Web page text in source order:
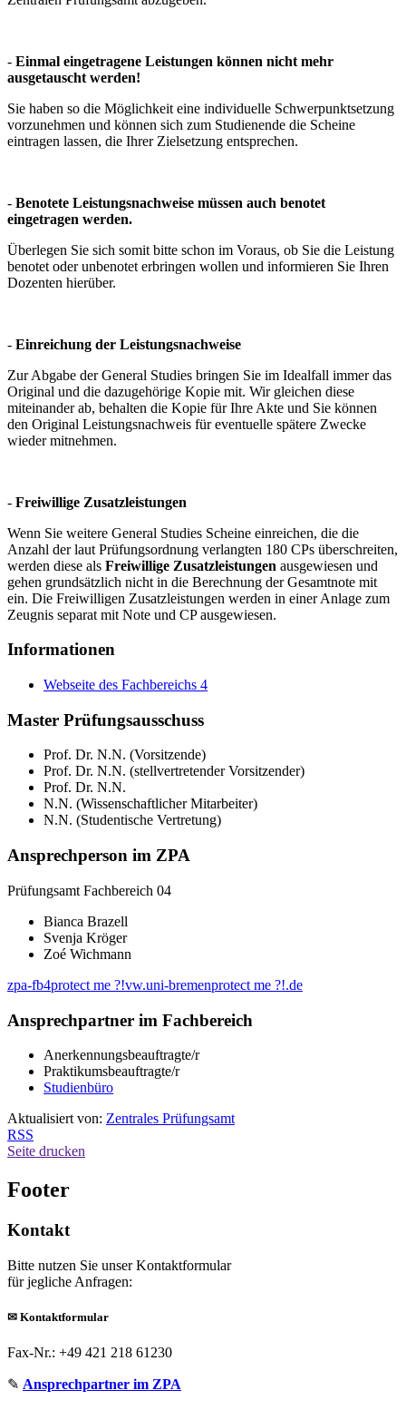
- Einmal eingetragene Leistungen können nicht mehr
ausgetauscht werden!
Sie haben so die Möglichkeit eine individuelle Schwerpunktsetzung
vorzunehmen und können sich zum Studienende die Scheine
eintragen lassen, die Ihrer Zielsetzung entsprechen.
- Benotete Leistungsnachweise müssen auch benotet
eingetragen werden.
Überlegen Sie sich somit bitte schon im Voraus, ob Sie die Leistung
benotet oder unbenotet erbringen wollen und informieren Sie Ihren
Dozenten hierüber.
- Einreichung der Leistungsnachweise
Zur Abgabe der General Studies bringen Sie im Idealfall immer das
Original und die dazugehörige Kopie mit. Wir gleichen diese
miteinander ab, behalten die Kopie für Ihre Akte und Sie können
den Original Leistungsnachweis für eventuelle spätere Zwecke
wieder mitnehmen.
- Freiwillige Zusatzleistungen
Wenn Sie weitere General Studies Scheine einreichen, die die
Anzahl der laut Prüfungsordnung verlangten 180 CPs überschreiten,
werden diese als Freiwillige Zusatzleistungen ausgewiesen und
gehen grundsätzlich nicht in die Berechnung der Gesamtnote mit
ein. Die Freiwilligen Zusatzleistungen werden in einer Anlage zum
Zeugnis separat mit Note und CP ausgewiesen.
Informationen
Webseite des Fachbereichs 4
Master Prüfungsausschuss
Prof. Dr. N.N. (Vorsitzende)
Prof. Dr. N.N. (stellvertretender Vorsitzender)
Prof. Dr. N.N.
N.N. (Wissenschaftlicher Mitarbeiter)
N.N. (Studentische Vertretung)
Ansprechperson im ZPA
Prüfungsamt Fachbereich 04
Bianca Brazell
Svenja Kröger
Zoé Wichmann
zpa-fb4protect me ?!vw.uni-bremenprotect me ?!.de
Ansprechpartner im Fachbereich
Anerkennungsbeauftragte/r
Praktikumsbeauftragte/r
Studienbüro
Aktualisiert von: Zentrales Prüfungsamt
RSS
Seite drucken
Footer
Kontakt
Bitte nutzen Sie unser Kontaktformular
für jegliche Anfragen:
✉ Kontaktformular
Fax-Nr.: +49 421 218 61230
✎ Ansprechpartner im ZPA